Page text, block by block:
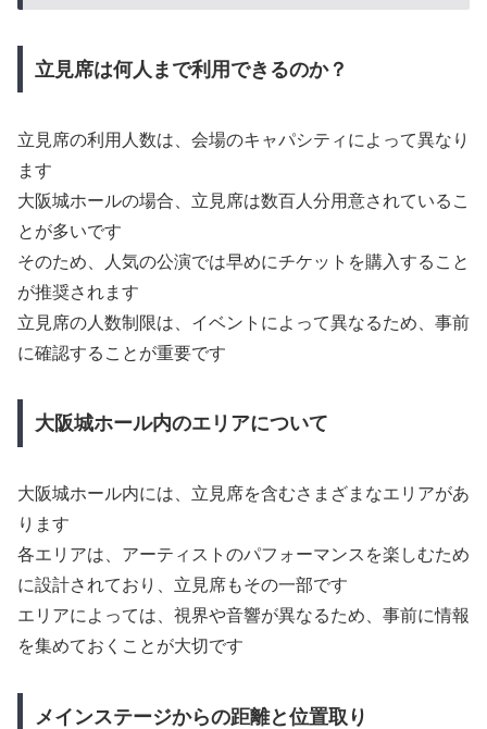
立見席は何人まで利用できるのか？
立見席の利用人数は、会場のキャパシティによって異なり
ます
大阪城ホールの場合、立見席は数百人分用意されているこ
とが多いです
そのため、人気の公演では早めにチケットを購入すること
が推奨されます
立見席の人数制限は、イベントによって異なるため、事前
に確認することが重要です
大阪城ホール内のエリアについて
大阪城ホール内には、立見席を含むさまざまなエリアがあ
ります
各エリアは、アーティストのパフォーマンスを楽しむため
に設計されており、立見席もその一部です
エリアによっては、視界や音響が異なるため、事前に情報
を集めておくことが大切です
メインステージからの距離と位置取り